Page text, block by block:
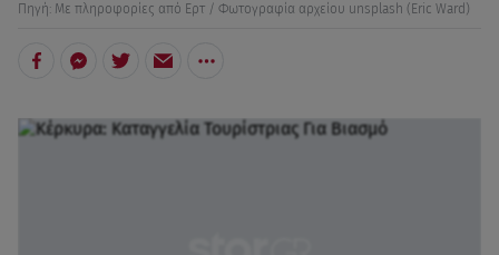
Πηγή: Με πληροφορίες από Ερτ / Φωτογραφία αρχείου unsplash (Eric Ward)